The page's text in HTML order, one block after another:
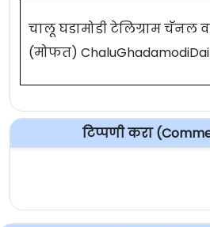
चालू घडामोडी टेलिग्राम चॅनल
(मोफत)
टिप्पणी करा